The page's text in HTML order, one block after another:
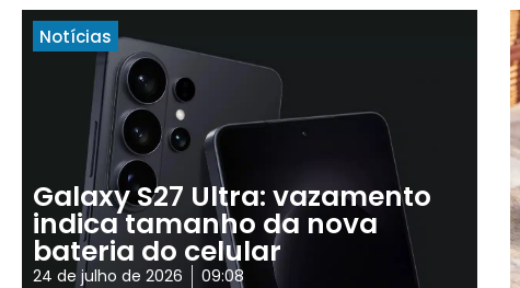
Notícias
Galaxy S27 Ultra: vazamento
indica tamanho da nova
bateria do celular
24 de julho de 2026 09:08